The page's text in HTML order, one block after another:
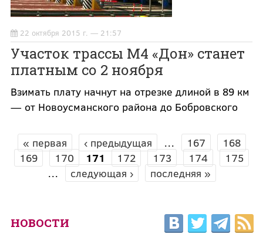
22 октября 2015 г. — 21:57
Участок трассы М4 «Дон» станет
платным со 2 ноября
Взимать плату начнут на отрезке длиной в 89 км
— от Новоусманского района до Бобровского
СТРАНИЦЫ
« первая ‹ предыдущая … 167
168
169
170 171 172 173 174
175
…
следующая › последняя »
НОВОСТИ